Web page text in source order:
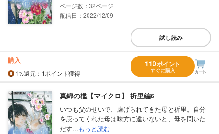
32
配信日：2022/12/09
試し読み
購入
1%還元 ：1ポイント獲得
110ポイント
すぐに購入
真綿の檻【マイクロ】 祈里編6
いつも父のせいで、虐げられてきた母と祈里。自分
を庇ってくれた母は味方に違いないと、母を問いた
だす...もっと読む